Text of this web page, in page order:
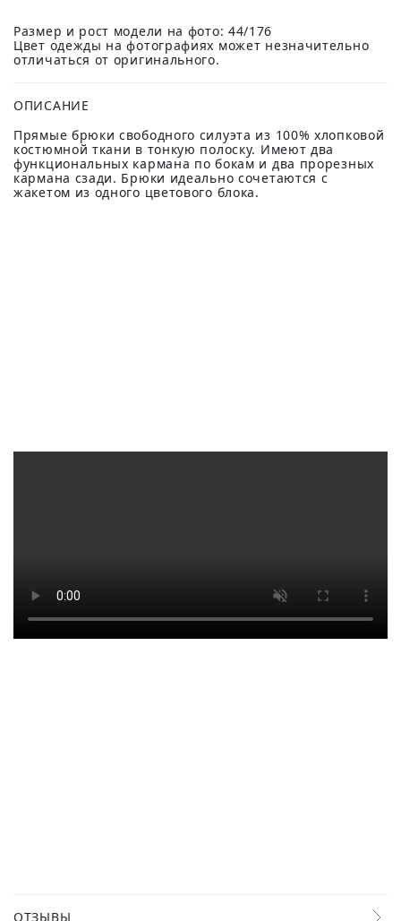
Размер и рост модели на фото: 44/176
Цвет одежды на фотографиях может незначительно
отличаться от оригинального.
ОПИСАНИЕ
Прямые брюки свободного силуэта из 100% хлопковой
костюмной ткани в тонкую полоску. Имеют два
функциональных кармана по бокам и два прорезных
кармана сзади. Брюки идеально сочетаются с
жакетом из одного цветового блока.
ОТЗЫВЫ